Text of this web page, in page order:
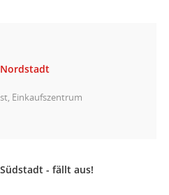
Einkaufszentrum
- fällt aus!